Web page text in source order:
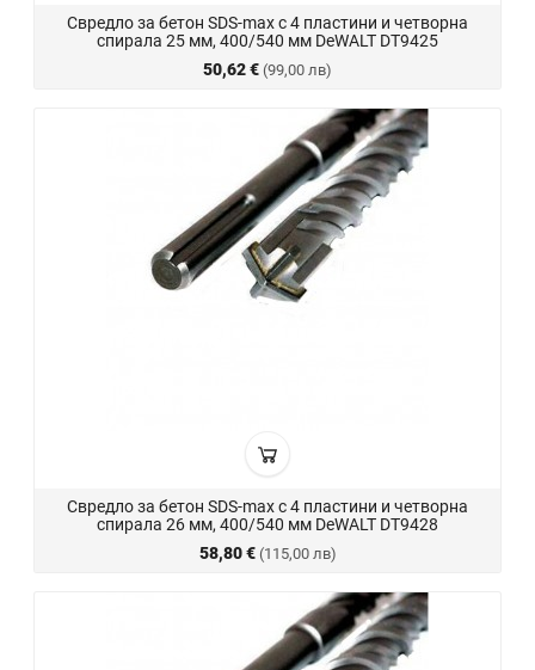
Свредло за бетон SDS-max с 4 пластини и четворна
спирала 25 мм, 400/540 мм DeWALT DT9425
50,62 € (99,00 лв)
Свредло за бетон SDS-max с 4 пластини и четворна
спирала 26 мм, 400/540 мм DeWALT DT9428
58,80 € (115,00 лв)